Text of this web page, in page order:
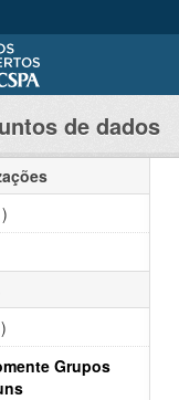
de dados
Grupos